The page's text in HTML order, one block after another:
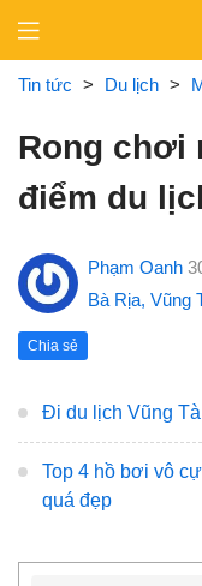
content
Tin tức > Du lịch >
Rong chơi
điểm du
Phạm Oanh
Bà Rịa, Vũng
Chia sẻ
Đi du lịch Vũng
Top 4 hồ bơi vô
quá đẹp